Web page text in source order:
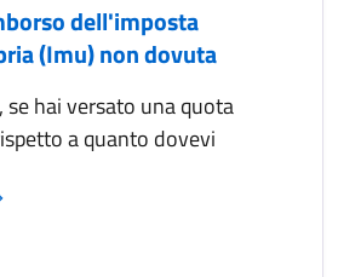
dell'imposta
(Imu) non dovuta
se hai versato una quota
a quanto dovevi